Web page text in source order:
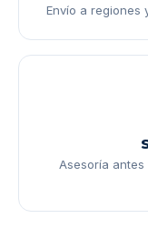
Envío a regiones
Asesoría antes